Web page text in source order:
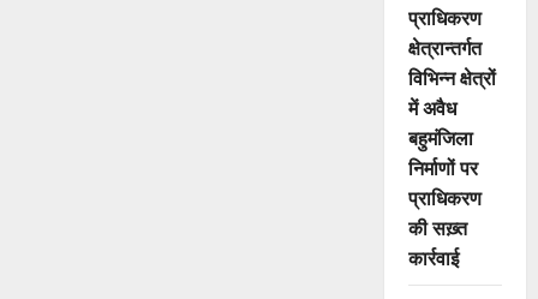
प्राधिकरण
क्षेत्रान्तर्गत
विभिन्न क्षेत्रों
में अवैध
बहुमंजिला
निर्माणों पर
प्राधिकरण
की सख़्त
कार्रवाई